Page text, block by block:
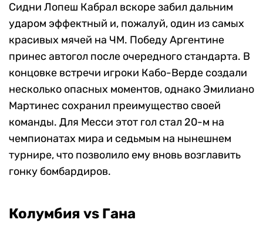
Сидни Лопеш Кабрал вскоре забил дальним
ударом эффектный и, пожалуй, один из самых
красивых мячей на ЧМ. Победу Аргентине
принес автогол после очередного стандарта. В
концовке встречи игроки Кабо-Верде создали
несколько опасных моментов, однако Эмилиано
Мартинес сохранил преимущество своей
команды. Для Месси этот гол стал 20-м на
чемпионатах мира и седьмым на нынешнем
турнире, что позволило ему вновь возглавить
гонку бомбардиров.
Колумбия vs Гана